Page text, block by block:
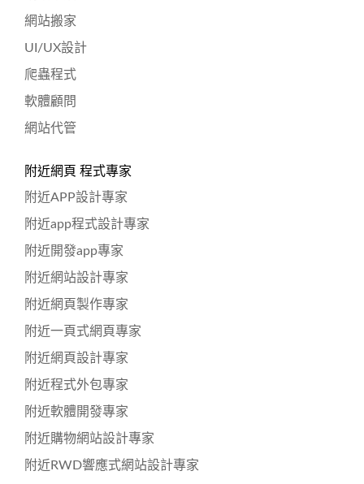
網站搬家
UI/UX設計
爬蟲程式
軟體顧問
網站代管
附近網頁 程式專家
附近APP設計專家
附近app程式設計專家
附近開發app專家
附近網站設計專家
附近網頁製作專家
附近一頁式網頁專家
附近網頁設計專家
附近程式外包專家
附近軟體開發專家
附近購物網站設計專家
附近RWD響應式網站設計專家